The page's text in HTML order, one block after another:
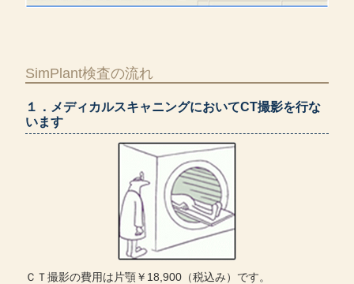
SimPlant検査の流れ
１．メディカルスキャニングにおいてCT撮影を行な
います
ＣＴ撮影の費用は片顎￥18,900（税込み）です。